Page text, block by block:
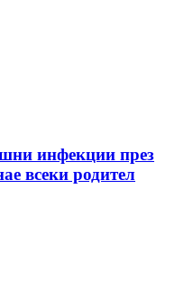
инфекции през
всеки родител